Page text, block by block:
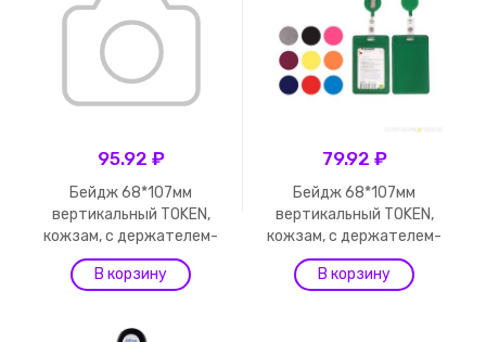
95.92 ₽
Бейдж 68*107мм
вертикальный TOKEN,
кожзам, с держателем-
руле...
79.92 ₽
Бейдж 68*107мм
вертикальный TOKEN,
кожзам, с держателем-
руле...